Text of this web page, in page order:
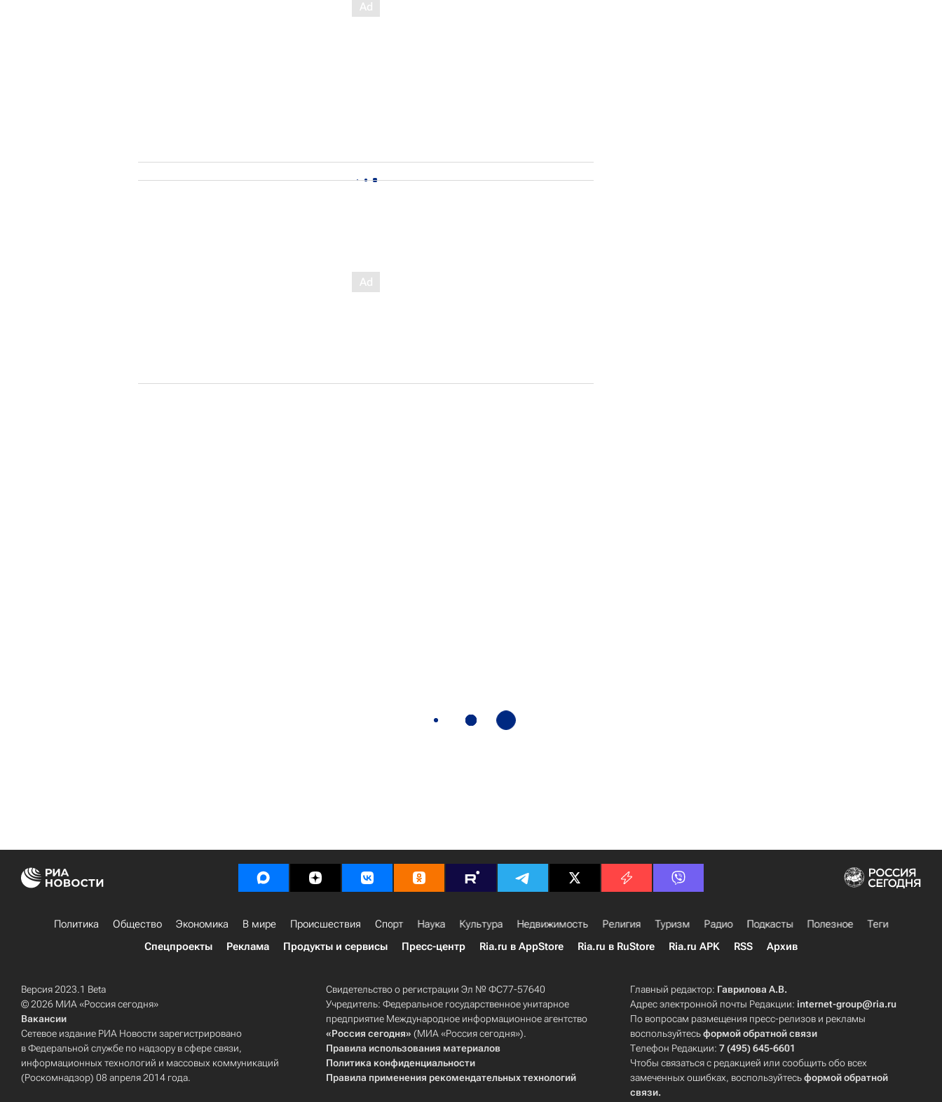
Политика Общество Экономика В мире Происшествия Спорт Наука Культура Недвижимость Религия Туризм Радио Подкасты Полезное
Теги
Спецпроекты
Реклама Продукты и сервисы Пресс-центр Ria.ru в AppStore Ria.ru в RuStore Ria.ru APK RSS Архив
Версия 2023.1 Beta
© 2026 МИА «Россия сегодня»
Вакансии
Сетевое издание РИА Новости зарегистрировано
в Федеральной службе по надзору в сфере связи,
информационных технологий и массовых коммуникаций
(Роскомнадзор) 08 апреля 2014 года.
Свидетельство о регистрации Эл № ФС77-57640
Учредитель: Федеральное государственное унитарное
предприятие Международное информационное агентство
«Россия сегодня» (МИА «Россия сегодня»).
Правила использования материалов
Политика конфиденциальности
Правила применения рекомендательных технологий
Главный редактор: Гаврилова А.В.
Адрес электронной почты Редакции:internet-group@ria.ru
По вопросам размещения пресс-релизов и рекламы
воспользуйтесьформой обратной связи
Телефон Редакции:7 (495) 645-6601
Чтобы связаться с редакцией или сообщить обо всех
замеченных ошибках, воспользуйтесьформой обратной
связи.